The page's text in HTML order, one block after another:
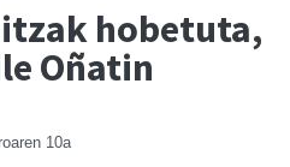
hobetuta,
Oñatin
10a